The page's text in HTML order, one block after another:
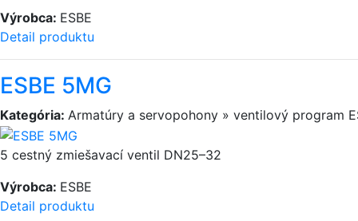
Výrobca: ESBE
Detail produktu
ESBE 5MG
Kategória: Armatúry a servopohony » ventilový program
5 cestný zmiešavací ventil DN25–32
Výrobca: ESBE
Detail produktu